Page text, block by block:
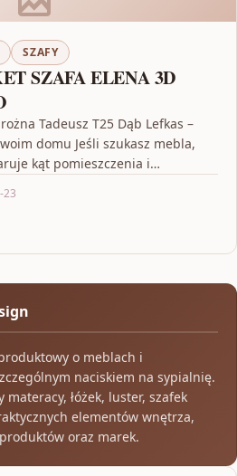
SZAFY
SZAFA ELENA 3D
Tadeusz T25 Dąb Lefkas –
domu Jeśli szukasz mebla,
kąt pomieszczenia i
23
o meblach i
naciskiem na sypialnię.
łóżek, luster, szafek
elementów wnętrza,
oraz marek.